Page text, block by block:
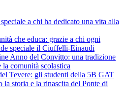
a chi ha dedicato una vita alla
che educa: grazie a chi ogni
speciale il Ciuffelli-Einaudi
Anno del Convitto: una tradizione
la comunità scolastica
Tevere: gli studenti della 5B GAT
la storia e la rinascita del Ponte di